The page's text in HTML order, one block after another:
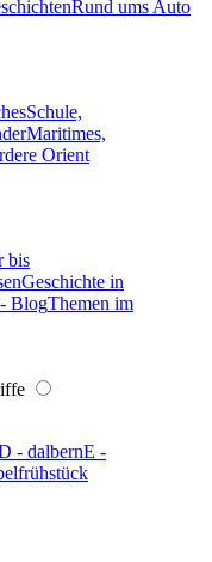
Rund ums Auto
Schule,
Maritimes,
Orient
bis
Geschichte in
BlogThemen im
- dalbernE -